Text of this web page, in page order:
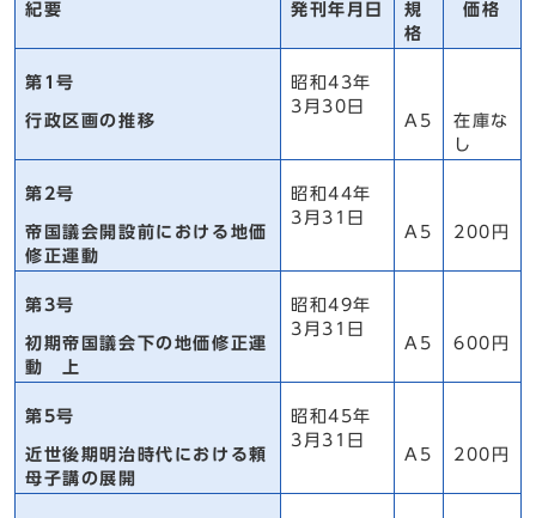
紀要 発刊年月日
規
格
価格
第1号
行政区画の推移
昭和43年
3月30日
A5
在庫な
し
第2号
帝国議会開設前における地価
修正運動
昭和44年
3月31日
A5
200円
第3号
初期帝国議会下の地価修正運
動 上
昭和49年
3月31日
A5
600円
第5号
近世後期明治時代における頼
母子講の展開
昭和45年
3月31日
A5
200円